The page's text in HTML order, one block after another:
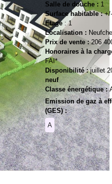
Salle de douche : 1
Surface habitable :
Etage :1
Localisation :
Prix de vente :206
Honoraires à la
FAI*
Disponibilité : juillet
neuf
Classe énergétique :
Emission de gaz à
(GES) :
A